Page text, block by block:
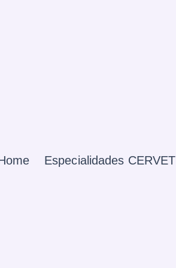
Especialidades CERVET